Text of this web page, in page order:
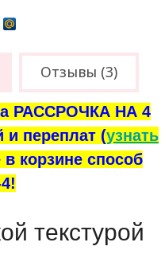
Отзывы (3)
РАССРОЧКА НА 4
переплат (узнать
корзине способ
текстурой